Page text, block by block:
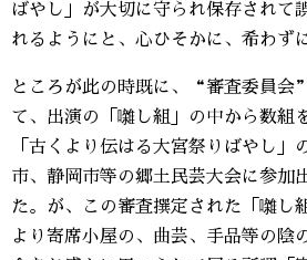
ばやし」が大切に守られ保存されて
れるようにと、心ひそかに、希わず
ところが此の時既に、“審査委員会
て、出演の「囃し組」の中から数組
「古くより伝はる大宮祭りばやし」
市、静岡市等の郷土民芸大会に参加
た。が、この審査撰定された「囃し
より寄席小屋の、曲芸、手品等の陰